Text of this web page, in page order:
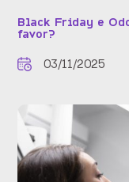
Black Friday e
favor?
03/11/2025